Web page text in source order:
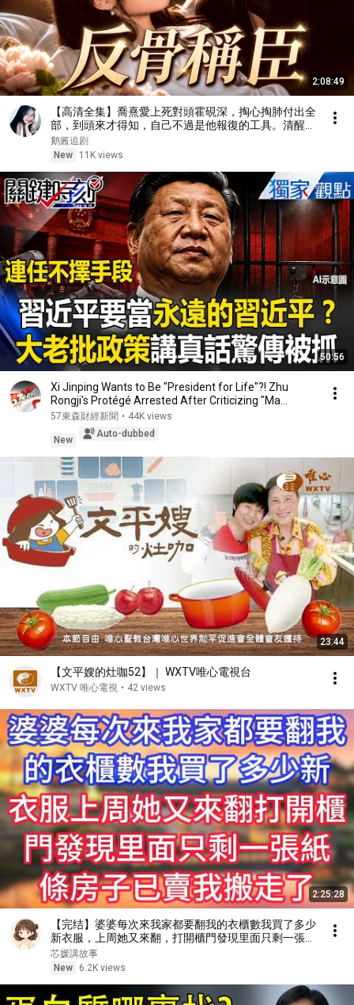
2:08:49
【高清全集】喬熹愛上死對頭霍硯深，掏心掏肺付出全
部，到頭來才得知，自己不過是他報復的工具。清醒的
她果斷抽身。霍硯深終於看清自己的真心，放下一身驕
傲，開啓瘋狂追妻火葬場模式！#情感 #都市 #drama
鹅酱追剧
New
11K views
50:56
Xi Jinping Wants to Be "President for Life"?! Zhu
Rongji's Protégé Arrested After Criticizing "Ma...
57東森財經新聞 • 44K views
New
Auto-dubbed
23:44
【文平嫂的灶咖52】｜ WXTV唯心電視台
WXTV 唯心電視 • 42 views
2:25:28
【完结】婆婆每次來我家都要翻我的衣櫃數我買了多少
新衣服，上周她又來翻，打開櫃門發現里面只剩一張紙
條：房子已賣，我搬走了
芯媛講故事
New
6.2K views